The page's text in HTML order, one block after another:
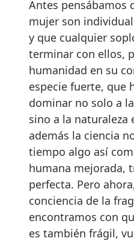
Antes pensábamos
mujer son
y que cualquier
terminar con ellos,
humanidad en su
especie fuerte, que
dominar no solo a
sino a la naturaleza
además la ciencia
tiempo algo así
humana mejorada,
perfecta. Pero
conciencia de la
encontramos con
es también frágil,